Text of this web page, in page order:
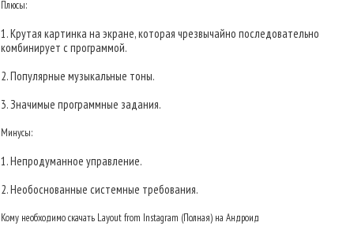
Плюсы:
1. Крутая картинка на экране, которая чрезвычайно последовательно
комбинирует с программой.
2. Популярные музыкальные тоны.
3. Значимые программные задания.
Минусы:
1. Непродуманное управление.
2. Необоснованные системные требования.
Кому необходимо скачать Layout from Instagram (Полная) на Андроид